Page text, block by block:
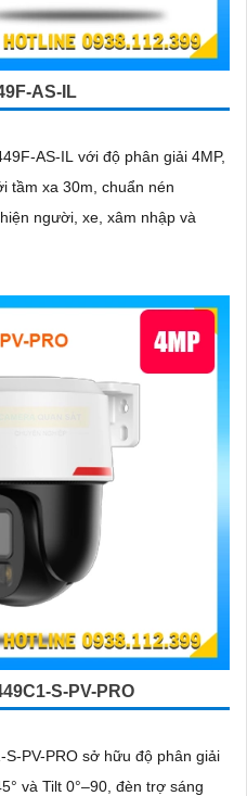
AS-IL
AS-IL với độ phân giải 4MP,
tầm xa 30m, chuẩn nén
người, xe, xâm nhập và
S-PV-PRO
PV-PRO sở hữu độ phân giải
và Tilt 0°–90, đèn trợ sáng